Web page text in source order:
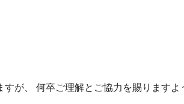
が、 何卒ご理解とご協力を賜りますよ